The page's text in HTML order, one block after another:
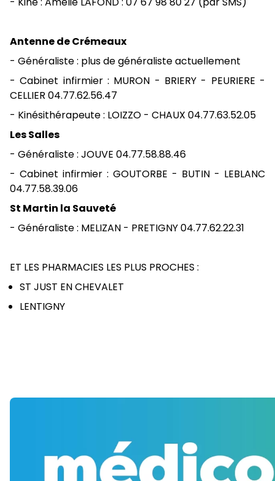
Antenne de Crémeaux
- Généraliste : plus de généraliste actuellement
- Cabinet infirmier : MURON - BRIERY - PEURIERE -
CELLIER 04.77.62.56.47
- Kinésithérapeute : LOIZZO - CHAUX 04.77.63.52.05
Les Salles
- Généraliste : JOUVE 04.77.58.88.46
- Cabinet infirmier : GOUTORBE - BUTIN - LEBLANC
04.77.58.39.06
St Martin la Sauveté
- Généraliste : MELIZAN - PRETIGNY 04.77.62.22.31
ET LES PHARMACIES LES PLUS PROCHES :
ST JUST EN CHEVALET
LENTIGNY